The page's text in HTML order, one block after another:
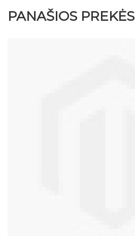
PANAŠIOS PREKĖS